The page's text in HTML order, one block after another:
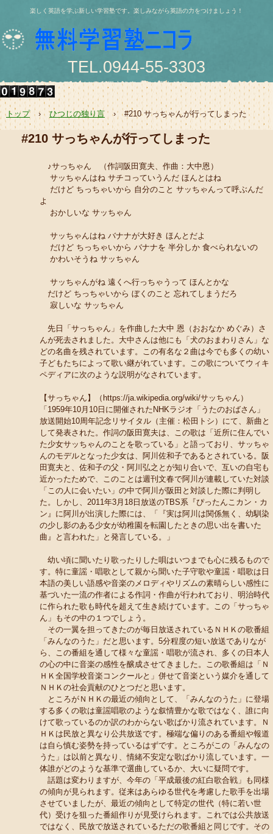
楽しく英語を学ぶ新しい学習塾です。楽しみながら英語の力をつけましょう！
TEL.0944-55-3303
〒836-0844 大牟田市浄真町114番地 浄真ビル202号
e-mail:nishio@jukunicolas.net
トップ › ひつじの独り言 › #210 サっちゃんが行ってしまった
#210 サっちゃんが行ってしまった
♪サっちゃん （作詞阪田寛夫、作曲：大中恩）
サッちゃんはね サチコっていうんだ ほんとはね
だけど ちっちゃいから 自分のこと サッちゃんって呼ぶんだ
よ
おかしいな サッちゃん
サッちゃんはね バナナが大好き ほんとだよ
だけど ちっちゃいから バナナを 半分しか 食べられないの
かわいそうね サッちゃん
サッちゃんがね 遠くへ行っちゃうって ほんとかな
だけど ちっちゃいから ぼくのこと 忘れてしまうだろ
寂しいな サッちゃん
先日「サっちゃん」を作曲した大中 恩（おおなか めぐみ）さ
んが死去されました。大中さんは他にも「犬のおまわりさん」な
どの名曲を残されています。この有名な２曲は今でも多くの幼い
子どもたちによって歌い継がれています。この歌についてウィキ
ペディアに次のような説明がなされています。
【サっちゃん】（https://ja.wikipedia.org/wiki/サッちゃん）
「1959年10月10日に開催されたNHKラジオ「うたのおばさん」
放送開始10周年記念リサイタル（主催：松田トシ）にて、新曲と
して発表された。作詞の阪田寛夫は、この歌は「近所に住んでい
た少女サッちゃんのことを歌っている」と語っており、サッちゃ
んのモデルとなった少女は、阿川佐和子であるとされている。阪
田寛夫と、佐和子の父・阿川弘之とが知り合いで、互いの自宅も
近かったためで、このことは週刊文春で阿川が連載していた対談
「この人に会いたい」の中で阿川が阪田と対談した際に判明し
た。しかし、2011年3月18日放送のTBS系『ぴったんこカン・カ
ン』に阿川が出演した際には、「『実は阿川は関係無く、幼馴染
の少し影のある少女が幼稚園を転園したときの思い出を書いた
曲』と言われた」と発言している。」
幼い頃に聞いたり歌ったりした唄はいつまでも心に残るもので
す。特に童謡・唱歌として親から聞いた子守歌や童謡・唱歌は日
本語の美しい語感や音楽のメロディやリズムの素晴らしい感性に
基づいた一流の作者による作詞・作曲が行われており、明治時代
に作られた歌も時代を超えて生き続けています。この「サっちゃ
ん」もその中の１つでしょう。
その一翼を担ってきたのが毎日放送されているＮＨＫの歌番組
「みんなのうた」だと思います。5分程度の短い放送でありなが
ら、この番組を通して様々な童謡・唱歌が流され、多くの日本人
の心の中に音楽の感性を醸成させてきました。この歌番組は「Ｎ
ＨＫ全国学校音楽コンクールと」併せて音楽という媒介を通して
ＮＨＫの社会貢献のひとつだと思います。
ところがＮＨＫの最近の傾向として、「みんなのうた」に登場
する多くの歌は童謡唱歌のような叙情豊かな歌ではなく、誰に向
けて歌っているのか訳のわからない歌ばかり流されています。Ｎ
ＨＫは民放と異なり公共放送です。極端な偏りのある番組や報道
は自ら慎む姿勢を持っているはずです。ところがこの「みんなの
うた」は以前と異なり、情緒不安定な歌ばかり流しています。一
体誰がどのような基準で選曲しているか、大いに疑問です。
話題は変わりますが、今年の「平成最後の紅白歌合戦」も同様
の傾向が見られます。従来はあらゆる世代を考慮した歌手を出場
させていましたが、最近の傾向として特定の世代（特に若い世
代）受けを狙った番組作りが見受けられます。これでは公共放送
ではなく、民放で放送されているただの歌番組と同じです。その